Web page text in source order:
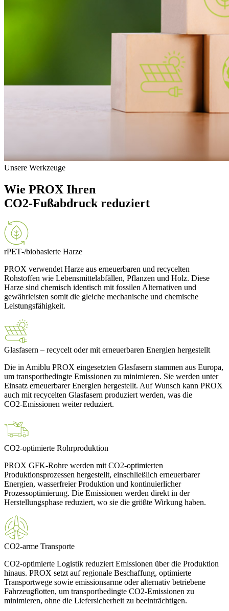
Unsere Werkzeuge
Wie PROX Ihren
CO2-Fußabdruck reduziert
rPET‑/biobasierte Harze
PROX verwendet Harze aus erneuerbaren und recycelten
Rohstoffen wie Lebensmittelabfällen, Pflanzen und Holz. Diese
Harze sind chemisch identisch mit fossilen Alternativen und
gewährleisten somit die gleiche mechanische und chemische
Leistungsfähigkeit.
Glasfasern – recycelt oder mit erneuerbaren Energien hergestellt
Die in Amiblu PROX eingesetzten Glasfasern stammen aus Europa,
um transportbedingte Emissionen zu minimieren. Sie werden unter
Einsatz erneuerbarer Energien hergestellt. Auf Wunsch kann PROX
auch mit recycelten Glasfasern produziert werden, was die
CO2‑Emissionen weiter reduziert.
CO2‑optimierte Rohrproduktion
PROX GFK‑Rohre werden mit CO2‑optimierten
Produktionsprozessen hergestellt, einschließlich erneuerbarer
Energien, wasserfreier Produktion und kontinuierlicher
Prozessoptimierung. Die Emissionen werden direkt in der
Herstellungsphase reduziert, wo sie die größte Wirkung haben.
CO2-arme Transporte
CO2‑optimierte Logistik reduziert Emissionen über die Produktion
hinaus. PROX setzt auf regionale Beschaffung, optimierte
Transportwege sowie emissionsarme oder alternativ betriebene
Fahrzeugflotten, um transportbedingte CO2‑Emissionen zu
minimieren, ohne die Liefersicherheit zu beeinträchtigen.